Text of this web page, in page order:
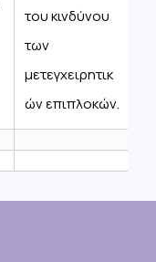
του κινδύνου
των
μετεγχειρητικ
ών επιπλοκών.